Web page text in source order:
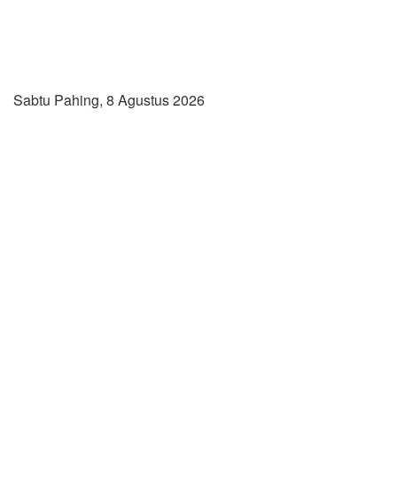
Sabtu Pahing, 8 Agustus 2026